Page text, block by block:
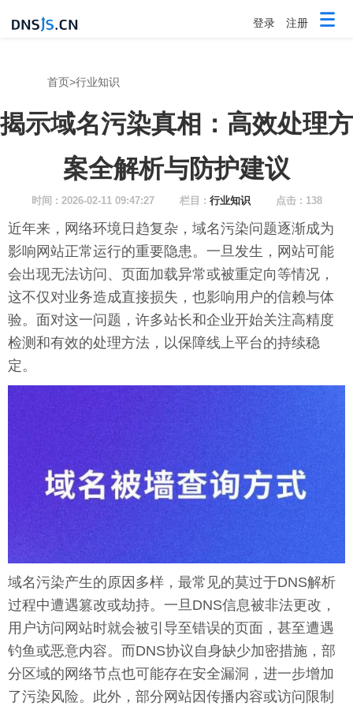
登录 注册
首页 >行业知识
揭示域名污染真相：高效处理方
案全解析与防护建议
时间 : 2026-02-11 09:47:27 栏目 : 行业知识 点击 : 138
近年来，网络环境日趋复杂，域名污染问题逐渐成为
影响网站正常运行的重要隐患。一旦发生，网站可能
会出现无法访问、页面加载异常或被重定向等情况，
这不仅对业务造成直接损失，也影响用户的信赖与体
验。面对这一问题，许多站长和企业开始关注高精度
检测和有效的处理方法，以保障线上平台的持续稳
定。
域名污染产生的原因多样，最常见的莫过于DNS解析
过程中遭遇篡改或劫持。一旦DNS信息被非法更改，
用户访问网站时就会被引导至错误的页面，甚至遭遇
钓鱼或恶意内容。而DNS协议自身缺少加密措施，部
分区域的网络节点也可能存在安全漏洞，进一步增加
了污染风险。此外，部分网站因传播内容或访问限制